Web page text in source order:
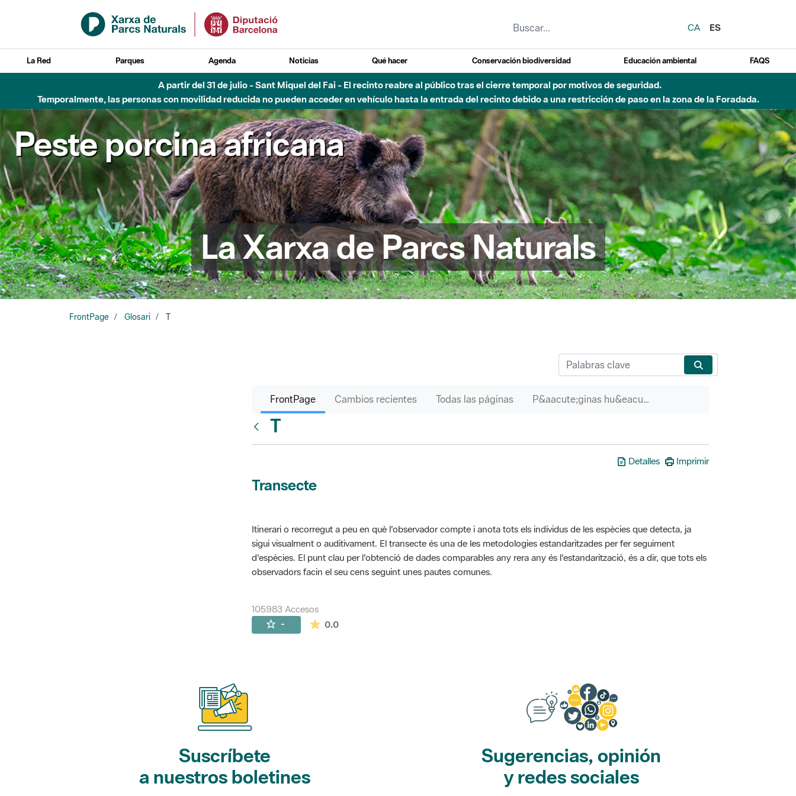
Saltar al contenido principal
CA
ES
La Red Parques Agenda Noticias Qué hacer Conservación biodiversidad Educación ambiental FAQS
A partir del 31 de julio - Sant Miquel del Fai - El recinto reabre al público tras el cierre temporal por motivos de seguridad.
Temporalmente, las personas con movilidad reducida no pueden acceder en vehículo hasta la entrada del recinto debido a una restricción de paso en la zona de la Foradada.
Peste porcina africana
La Xarxa de Parcs Naturals
FrontPage Glosari T
FrontPage Cambios recientes Todas las páginas P&aacute;ginas hu&eacute;rfanas
T
Detalles Imprimir
Transecte
Itinerari o recorregut a peu en què l'observador compte i anota tots els individus de les espècies que detecta, ja
sigui visualment o auditivament. El transecte és una de les metodologies estandaritzades per fer seguiment
d'espècies. El punt clau per l'obtenció de dades comparables any rera any és l'estandarització, és a dir, que tots els
observadors facin el seu cens seguint unes pautes comunes.
105983 Accesos
- 0.0La valoración media es de 0 estrellas de 5.
Suscríbete
a nuestros boletines
Sugerencias, opinión
y redes sociales